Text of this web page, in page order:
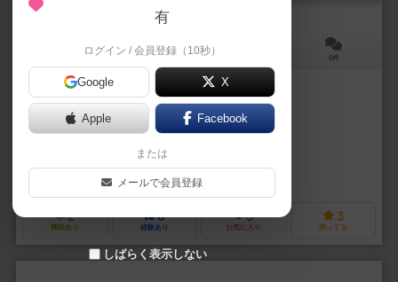
15分前後 0件
作品説明文の編集者を募集中
クリスチャン・ルメイ（Christian Lemay）
ヘイコ・エラー（Heiko Eller）
アスモデ（Asmodee）
フェルティ（Ferti）
2
興味あり
6
経験あり
3
お気に入り
3
持ってる
有
ログイン / 会員登録（10秒）
Google X
Apple Facebook
または
メールで会員登録
しばらく表示しない